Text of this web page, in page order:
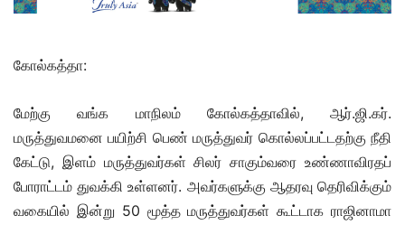
கோல்கத்தா:
மேற்கு வங்க மாநிலம் கோல்கத்தாவில், ஆர்.ஜி.கர்.
மருத்துவமனை பயிற்சி பெண் மருத்துவர் கொல்லப்பட்டதற்கு நீதி
கேட்டு, இளம் மருத்துவர்கள் சிலர் சாகும்வரை உண்ணாவிரதப்
போராட்டம் துவக்கி உள்ளனர். அவர்களுக்கு ஆதரவு தெரிவிக்கும்
வகையில் இன்று 50 மூத்த மருத்துவர்கள் கூட்டாக ராஜினாமா